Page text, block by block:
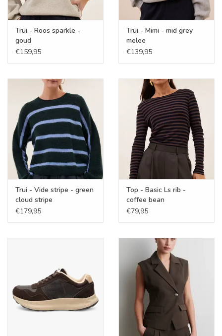
Trui - Roos sparkle -
goud
€159,95
Trui - Mimi - mid grey
melee
€139,95
Trui - Vide stripe - green
cloud stripe
€179,95
Top - Basic Ls rib -
coffee bean
€79,95